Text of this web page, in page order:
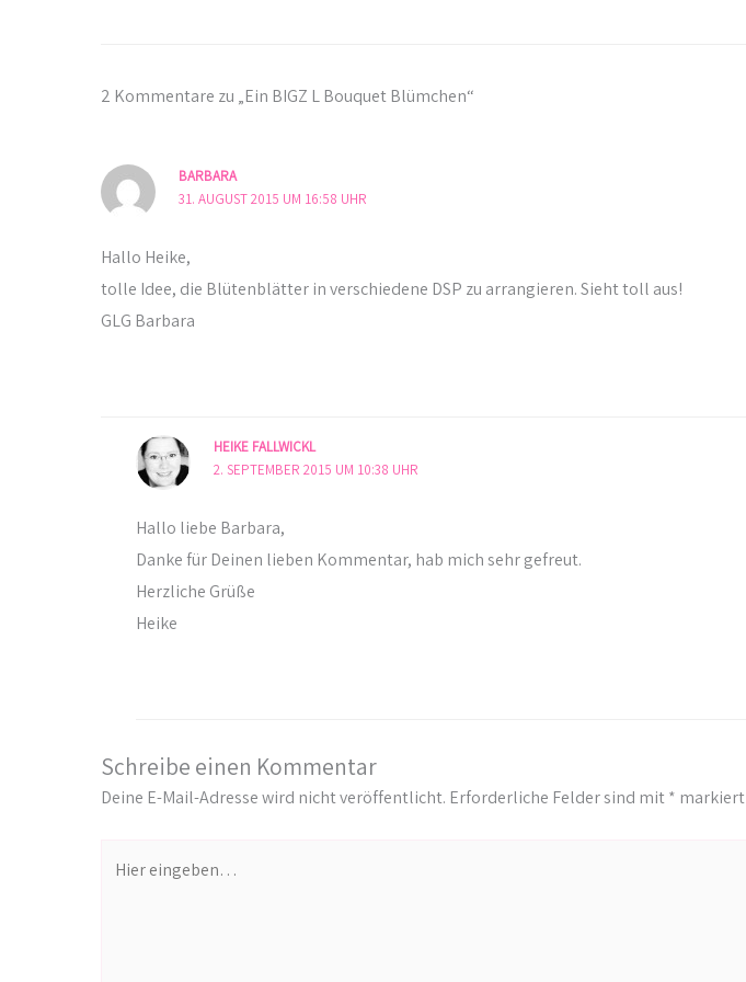
2 Kommentare zu „Ein BIGZ L Bouquet Blümchen“
BARBARA
31. AUGUST 2015 UM 16:58 UHR
Hallo Heike,
tolle Idee, die Blütenblätter in verschiedene DSP zu arrangieren. Sieht toll aus!
GLG Barbara
HEIKE FALLWICKL
2. SEPTEMBER 2015 UM 10:38 UHR
Hallo liebe Barbara,
Danke für Deinen lieben Kommentar, hab mich sehr gefreut.
Herzliche Grüße
Heike
Schreibe einen Kommentar
Deine E-Mail-Adresse wird nicht veröffentlicht. Erforderliche Felder sind mit* markiert
eingeben…